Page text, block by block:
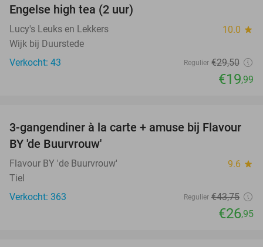
Engelse high tea (2 uur)
Lucy's Leuks en Lekkers 10.0 star
Wijk bij Duurstede
Verkocht: 43
Regulier €29,50
€19,99
38%
3-gangendiner à la carte + amuse bij Flavour
BY 'de Buurvrouw'
Flavour BY 'de Buurvrouw' 9.6 star
Tiel
Verkocht: 363
Regulier €43,75
€26,95